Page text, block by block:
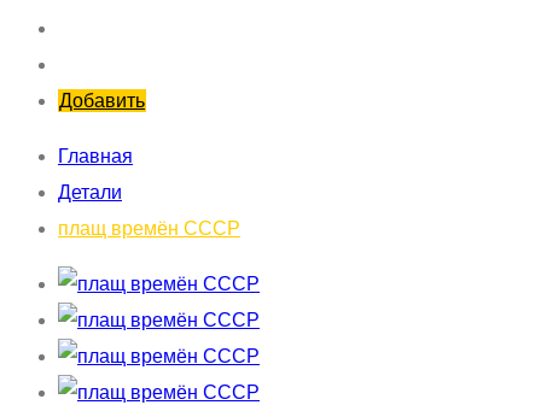
Добавить
Главная
Детали
плащ времён СССР